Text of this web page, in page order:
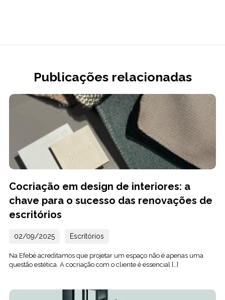
Publicações relacionadas
Cocriação em design de interiores: a
chave para o sucesso das renovações de
escritórios
02/09/2025 Escritórios
Na Efebé acreditamos que projetar um espaço não é apenas uma
questão estética. A cocriação com o cliente é essencial […]